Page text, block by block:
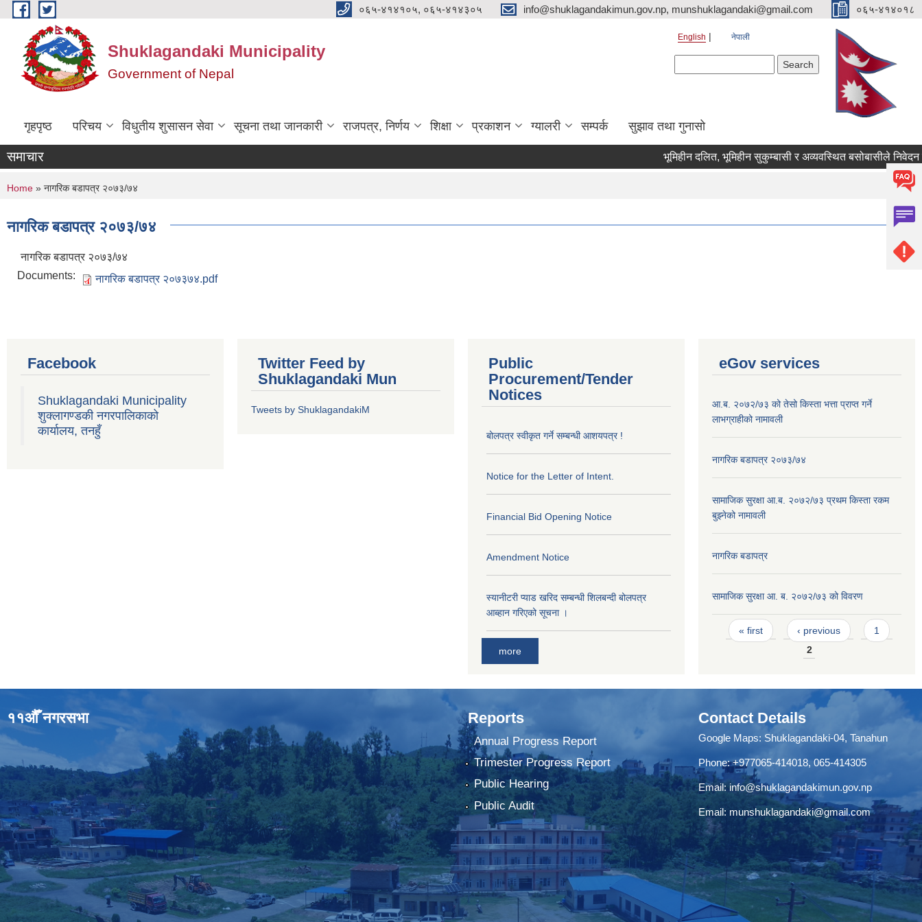
Skip to main content ०६५-४१४१०५, ०६५-४१४३०५ info@shuklagandakimun.gov.np, munshuklagandaki@gmail.com ०६५-४१४०१८
Shuklagandaki Municipality
Government of Nepal
English नेपाली
गृहपृष्ठ परिचय विधुतीय शुसासन सेवा सूचना तथा जानकारी राजपत्र, निर्णय शिक्षा प्रकाशन ग्यालरी सम्पर्क सुझाव तथा गुनासो
समाचार भूमिहीन दलित, भूमिहीन सुकुम्बासी र अव्यवस्थित बसोबासीले निवेदन
You are here
Home » नागरिक बडापत्र २०७३/७४
नागरिक बडापत्र २०७३/७४
नागरिक बडापत्र २०७३/७४
Documents:
नागरिक बडापत्र २०७३७४.pdf
Facebook
Shuklagandaki Municipality
शुक्लागण्डकी नगरपालिकाको
कार्यालय, तनहुँ
Twitter Feed by
Shuklagandaki Mun
Tweets by ShuklagandakiM
Public
Procurement/Tender
Notices
बोलपत्र स्वीकृत गर्ने सम्बन्धी आशयपत्र !
Notice for the Letter of Intent.
Financial Bid Opening Notice
Amendment Notice
स्यानीटरी प्याड खरिद सम्बन्धी शिलबन्दी बोलपत्र
आब्हान गरिएको सूचना ।
more
eGov services
आ.ब. २०७२/७३ को तेसो किस्ता भत्ता प्राप्त गर्ने
लाभग्राहीको नामावली
नागरिक बडापत्र २०७३/७४
सामाजिक सुरक्षा आ.ब. २०७२/७३ प्रथम किस्ता रकम
बुझ्नेको नामावली
नागरिक बडापत्र
सामाजिक सुरक्षा आ. ब. २०७२/७३ को विवरण
Pages
« first ‹ previous
1
2
११औँ नगरसभा Reports
Annual Progress Report
Trimester Progress Report
Public Hearing
Public Audit
Contact Details
Google Maps: Shuklagandaki-04, Tanahun
Phone:+977065-414018, 065-414305
Email:info@shuklagandakimun.gov.np
Email: munshuklagandaki@gmail.com